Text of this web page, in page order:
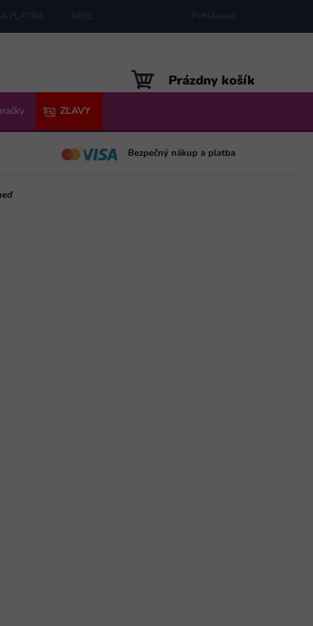
PLATBA REKLAMÁCIE MAPA SERVERU
Prihlásenie
NÁKUPNÝ
KOŠÍK
Prázdny košík
ZĽAVY
Bezpečný nákup a platba